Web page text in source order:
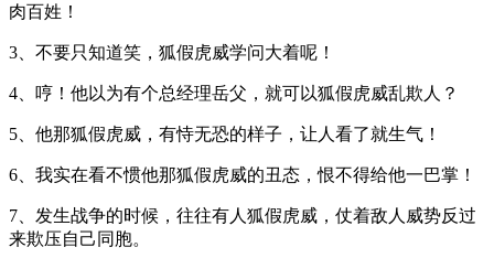
肉百姓！
3、不要只知道笑，狐假虎威学问大着呢！
4、哼！他以为有个总经理岳父，就可以狐假虎威乱欺人？
5、他那狐假虎威，有恃无恐的样子，让人看了就生气！
6、我实在看不惯他那狐假虎威的丑态，恨不得给他一巴掌！
7、发生战争的时候，往往有人狐假虎威，仗着敌人威势反过
来欺压自己同胞。